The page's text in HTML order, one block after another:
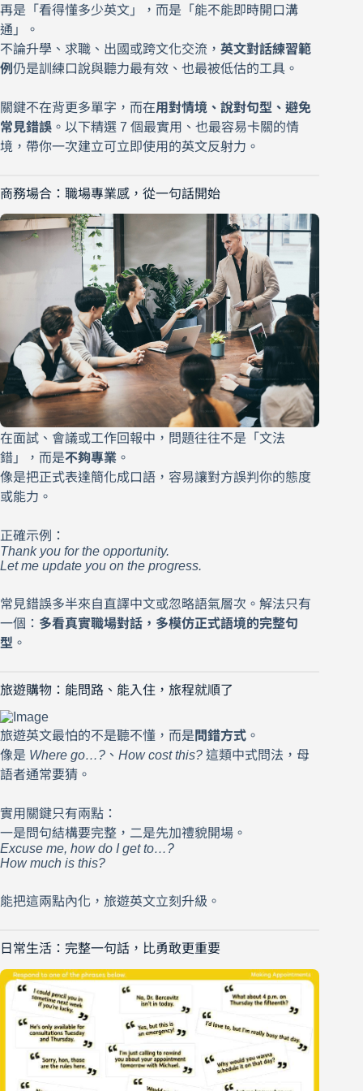
再是「看得懂多少英文」，而是「能不能即時開口溝
通」。
不論升學、求職、出國或跨文化交流， 英文對話練習範
例仍是訓練口說與聽力最有效、也最被低估的工具。
關鍵不在背更多單字，而在用對情境、說對句型、避免
常見錯誤 。以下精選 7 個最實用、也最容易卡關的情
境，帶你一次建立可立即使用的英文反射力。
商務場合：職場專業感，從一句話開始
在面試、會議或工作回報中，問題往往不是「文法
錯」，而是不夠專業 。
像是把正式表達簡化成口語，容易讓對方誤判你的態度
或能力。
正確示例：
Thank you for the opportunity.
Let me update you on the progress.
常見錯誤多半來自直譯中文或忽略語氣層次。解法只有
一個： 多看真實職場對話，多模仿正式語境的完整句
型 。
旅遊購物：能問路、能入住，旅程就順了
旅遊英文最怕的不是聽不懂，而是 問錯方式 。
像是 Where go…? 、 How cost this? 這類中式問法，母
語者通常要猜。
實用關鍵只有兩點：
一是問句結構要完整，二是先加禮貌開場。
Excuse me, how do I get to…?
How much is this?
能把這兩點內化，旅遊英文立刻升級。
日常生活：完整一句話，比勇敢更重要